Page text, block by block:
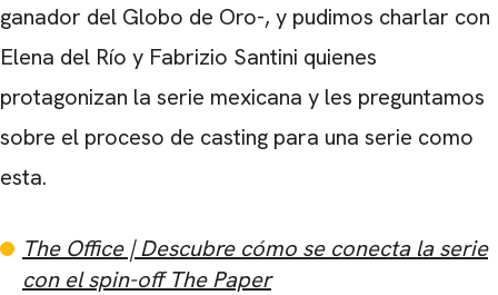
ganador del Globo de Oro-, y pudimos charlar con
Elena del Río y Fabrizio Santini quienes
protagonizan la serie mexicana y les preguntamos
sobre el proceso de casting para una serie como
esta.
The Office | Descubre cómo se conecta la serie
con el spin-off The Paper